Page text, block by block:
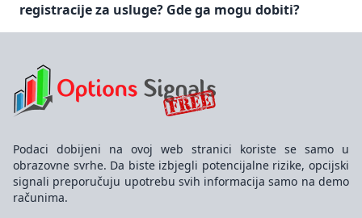
registracije za usluge? Gde ga mogu dobiti?
Podaci dobijeni na ovoj web stranici koriste se samo u
obrazovne svrhe. Da biste izbjegli potencijalne rizike, opcijski
signali preporučuju upotrebu svih informacija samo na demo
računima.